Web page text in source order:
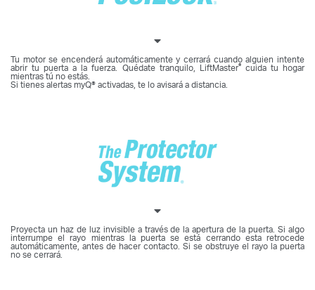
Tu motor se encenderá automáticamente y cerrará cuando alguien intente
abrir tu puerta a la fuerza. Quédate tranquilo, LiftMaster®cuida tu hogar
mientras tú no estás.
Si tienes alertas myQ® activadas, te lo avisará a distancia.
Proyecta un haz de luz invisible a través de la apertura de la puerta. Si algo
interrumpe el rayo mientras la puerta se está cerrando esta retrocede
automáticamente, antes de hacer contacto. Si se obstruye el rayo la puerta
no se cerrará.